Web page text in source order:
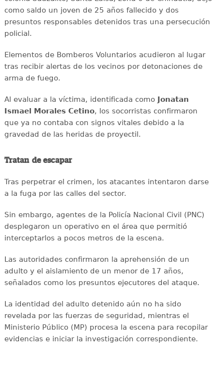
como saldo un joven de 25 años fallecido y dos
presuntos responsables detenidos tras una persecución
policial.
Elementos de Bomberos Voluntarios acudieron al lugar
tras recibir alertas de los vecinos por detonaciones de
arma de fuego.
Al evaluar a la víctima, identificada como
Jonatan
Ismael Morales Cetino, los socorristas confirmaron
que ya no contaba con signos vitales debido a la
gravedad de las heridas de proyectil.
Tratan de escapar
Tras perpetrar el crimen, los atacantes intentaron darse
a la fuga por las calles del sector.
Sin embargo, agentes de la Policía Nacional Civil (PNC)
desplegaron un operativo en el área que permitió
interceptarlos a pocos metros de la escena.
Las autoridades confirmaron la aprehensión de un
adulto y el aislamiento de un menor de 17 años,
señalados como los presuntos ejecutores del ataque.
La identidad del adulto detenido aún no ha sido
revelada por las fuerzas de seguridad, mientras el
Ministerio Público (MP) procesa la escena para recopilar
evidencias e iniciar la investigación correspondiente.